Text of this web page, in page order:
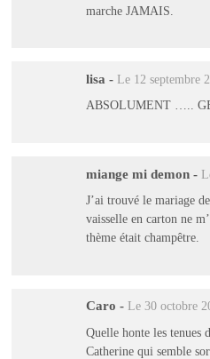
marche JAMAIS.
lisa - Le 12 septembre
ABSOLUMENT …..
miange mi demon -
J’ai trouvé le mariage
vaisselle en carton ne
thème était champêtre.
Caro - Le 30 octobre
Quelle honte les tenues
Catherine qui semble